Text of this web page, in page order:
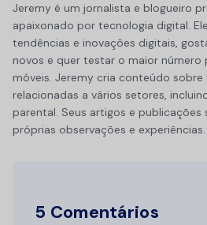
Jeremy é um jornalista e blogueiro
apaixonado por tecnologia digital.
tendências e inovações digitais,
novos e quer testar o maior número
móveis. Jeremy cria conteúdo
relacionadas a vários setores,
parental. Seus artigos e publicações
próprias observações e experiências.
5 Comentários